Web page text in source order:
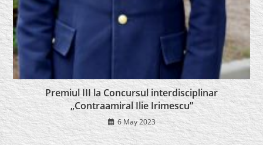
Premiul III la Concursul interdisciplinar
„Contraamiral Ilie Irimescu”
6 May 2023